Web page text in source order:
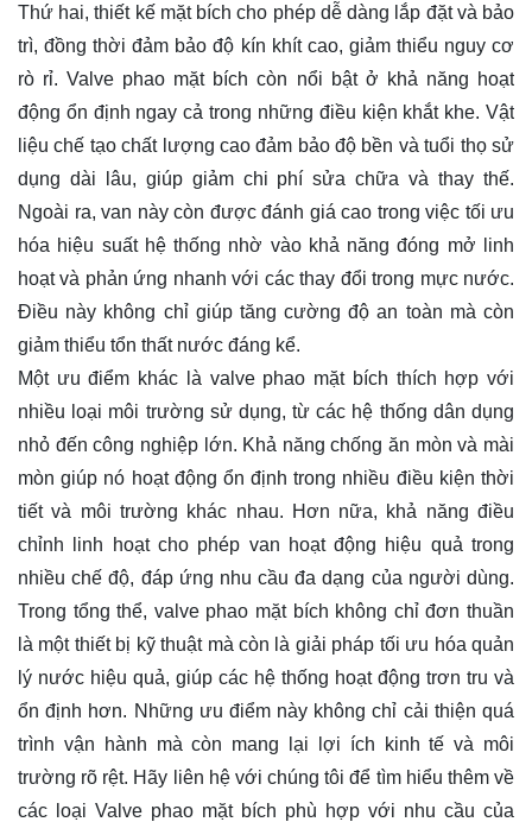
Thứ hai, thiết kế mặt bích cho phép dễ dàng lắp đặt và bảo
trì, đồng thời đảm bảo độ kín khít cao, giảm thiểu nguy cơ
rò rỉ. Valve phao mặt bích còn nổi bật ở khả năng hoạt
động ổn định ngay cả trong những điều kiện khắt khe. Vật
liệu chế tạo chất lượng cao đảm bảo độ bền và tuổi thọ sử
dụng dài lâu, giúp giảm chi phí sửa chữa và thay thế.
Ngoài ra, van này còn được đánh giá cao trong việc tối ưu
hóa hiệu suất hệ thống nhờ vào khả năng đóng mở linh
hoạt và phản ứng nhanh với các thay đổi trong mực nước.
Điều này không chỉ giúp tăng cường độ an toàn mà còn
giảm thiểu tổn thất nước đáng kể.
Một ưu điểm khác là valve phao mặt bích thích hợp với
nhiều loại môi trường sử dụng, từ các hệ thống dân dụng
nhỏ đến công nghiệp lớn. Khả năng chống ăn mòn và mài
mòn giúp nó hoạt động ổn định trong nhiều điều kiện thời
tiết và môi trường khác nhau. Hơn nữa, khả năng điều
chỉnh linh hoạt cho phép van hoạt động hiệu quả trong
nhiều chế độ, đáp ứng nhu cầu đa dạng của người dùng.
Trong tổng thể, valve phao mặt bích không chỉ đơn thuần
là một thiết bị kỹ thuật mà còn là giải pháp tối ưu hóa quản
lý nước hiệu quả, giúp các hệ thống hoạt động trơn tru và
ổn định hơn. Những ưu điểm này không chỉ cải thiện quá
trình vận hành mà còn mang lại lợi ích kinh tế và môi
trường rõ rệt. Hãy liên hệvới chúng tôi để tìm hiểu thêm về
các loại Valve phao mặt bích phù hợp với nhu cầu của